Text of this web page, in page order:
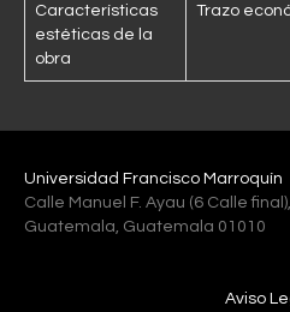
Características
estéticas de la
obra
Trazo
Universidad Francisco Marroquín
Calle Manuel F. Ayau (6 Calle
Guatemala, Guatemala 01010
Aviso